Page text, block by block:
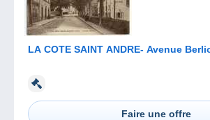
LA COTE SAINT ANDRE- Avenue
Faire une offre